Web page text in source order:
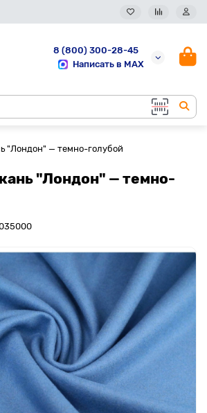
8 (800) 300-28-45
Написать в MAX
"Лондон" — темно-голубой
"Лондон" — темно-